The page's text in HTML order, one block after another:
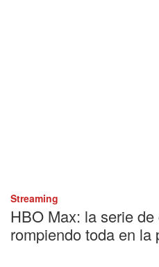
Streaming
HBO Max: la serie
rompiendo toda en la